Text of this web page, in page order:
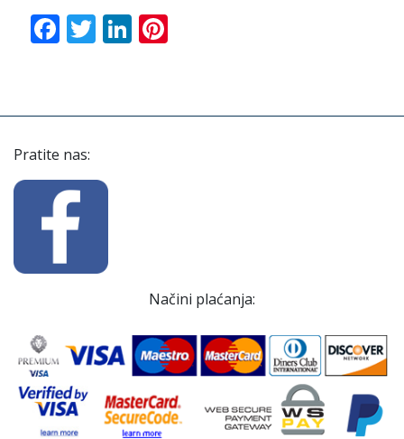
Facebook
TwitterLinkedIn
Pratite nas:
Načini plaćanja: